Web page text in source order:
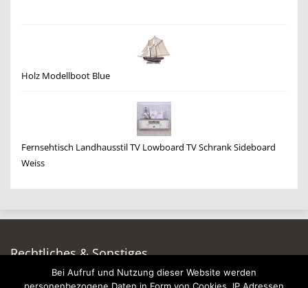
Holz Modellboot Blue
Fernsehtisch Landhausstil TV Lowboard TV Schrank Sideboard
Weiss
Rechtliches & Sonstiges
Auf dieser Seite werben
Bei Aufruf und Nutzung dieser Website werden